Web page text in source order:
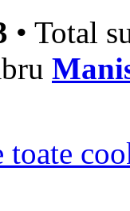
• Total
toate